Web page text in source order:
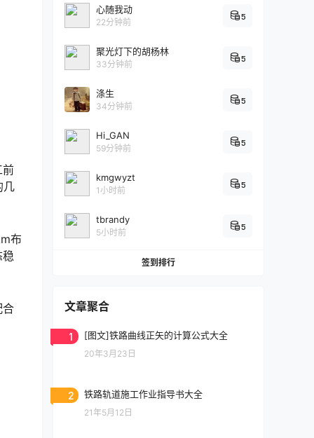
前
几
布
合
心随我动
22分钟前
5
聚光灯下的胡杨林
33分钟前
5
涤生
34分钟前
5
Hi_GAN
59分钟前
5
kmgwyzt
1小时前
5
tbrandy
5小时前
5
签到排行
文章聚合
1 [图文]铁路曲线正矢的计算公式大全
20年3月23日
2 铁路轨道施工作业指导书大全
21年5月12日